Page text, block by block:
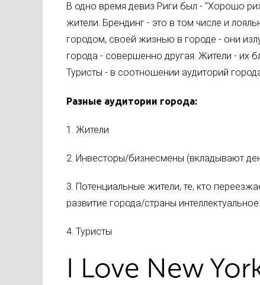
В одно время девиз Риги был - "Хорошо
жители. Брендинг - это в том числе и
городом, своей жизнью в городе - они
города - совершенно другая. Жители - их
Туристы - в соотношении аудиторий
Разные аудитории города:
1. Жители
2. Инвесторы/бизнесмены (вкладывают
3. Потенциальные жители, те, кто
развитие города/страны интеллектуальное
4. Туристы
I Love New